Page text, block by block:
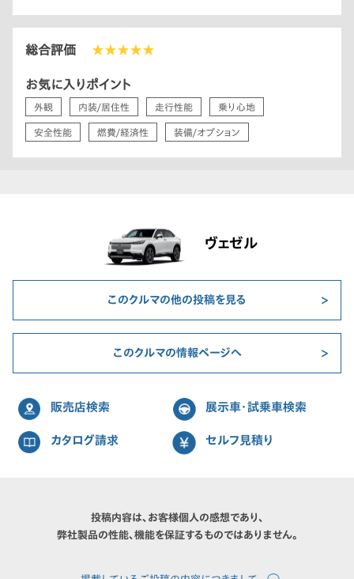
総合評価 ★★★★★
お気に入りポイント
外観 内装/居住性 走行性能 乗り心地
安全性能 燃費/経済性 装備/オプション
ヴェゼル
このクルマの他の投稿を見る
このクルマの情報ページへ
販売店検索 展示車・試乗車検索
カタログ請求 セルフ見積り
投稿内容は、お客様個人の感想であり、
弊社製品の性能、機能を保証するものではありません。